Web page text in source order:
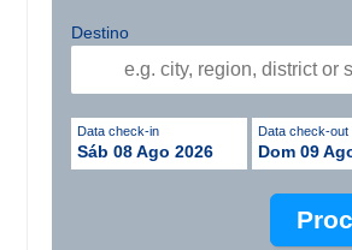
Destino
Data check-in
Sáb 08 Ago 2026
Data check-out
Dom 09